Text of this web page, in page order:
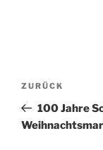
e
r
n
Vorheriger
Beitrag
ZURÜCK
100 Jahre